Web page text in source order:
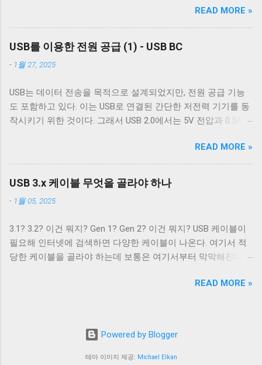
즘은 USB 2.0 케이블에도 이 두 가지를 같이 사용한다. 차폐 선
로 OPOST 가 꺼져있으면 다른 플래그와 상관없이 터미널은 받
은 문자열을 그대로 보여준다. 이 플래그를 끄는 경우는 거의 없
다. 하지만 터미널을 텍스트를 보여주기 위한 용도가 아닌 바이
주는 플래그는 ONLCR 이다. ONLCR 이 켜져 있으면 터미널은
출력을 해석할 때 NL 을 CRNL 로 해석한다. 즉, Unix에서도
ONLCR 이 꺼져있다면, LF 를 만났을 때, 다음 줄의 처음으로 이
운영 체제에서 윈도우에서 만들어진 파일을 출력해야 할 경우,
하게 해주는 OCRNL 플래그나 탭문자( 0x09 , \t )를...
자세한 설명은 다음 기회에 하도록 하겠다.) 그리고 혹시 차폐에
쌓여있을 수 있는 노이즈를 접지로 보내 안전하게 제거하기 위
한 GND_DRAIN 케이블까지 총 7개의 케이블이 사용된다. 이 중
VCC 와 GND 는 USB 2.0에서 사용하는 선과 공유하기 때문에 새
로운 5개의 선이 더 필요하다. 이미지 출처: Wikipedia 이미지 출
새로운 모양의 Type B 컨넥터를 도입했다. 기존 Type B 컨넥터
는 4개의 핀만을 가지고 있고 확장할 수 없는 구조로 돼있기 때
문이다. 따라서 Type B 컨넥터의 경우에는 컨넥터 모양만으로도
하지만 Type A 컨넥터나 Type C 컨넥터는 상황이 다르다. 상하
대칭으로 24개의 핀을 가져 최대 12개의 선을 연결할 수 있는
Type C 컨넥터는 컨넥터 모양 만으로 USB 2.0 케이블인지 USB
Type C 케이블이지만 최대 전송 속도가 480 Mbps인 케이블을
만나게 된다. USB 2.0 Type C 케이블도 존재한다. Type A 컨넥터
는 상황이 좀 재밌다. Type A 컨넥터도 원래는 4개의 핀만을 지
너무 많이 사용됐다. 따라서 USB 3.x를 위해 새로운 모양의 컨넥
READ MORE »
USB를 이용한 전원 공급 (1) - USB BC
- 1월 27, 2025
USB는 데이터 전송을 목적으로 설계되었지만, 전원 공급 기능
도 포함하고 있다. 이는 USB로 연결된 간단한 저전력 기기를 동
작시키기 위한 것이다. 그래서 USB 2.0에서는 5V 전압과 0.5A의
하지만 이 스펙은 어디까지나 USB를 통한 데이터 통신을 하는
데 필요한 디바이스를 동작시키기 위함이지, USB를 전원 공급
을 위해 이용하려는 목적은 아니었다. 따라서 저전력 기기가 아
닌 외장 하드 같은 디바이스는 별도의 전원 공급을 필요로 했고,
USB를 통한 전원 충전은 USB가 본래 의도했던 기능이 아닌 일
MP3 플레이어나 PMP 플레이어들이 이를 이용한 충전 기능을
가지고 나왔다. 어차피 데이터 통신을 위해 USB 포트가 필요하
니 별도의 충전 포트를 만드는 것보다 USB 포트를 재사용하는
브랜드마다 독자적인 USB를 통한 전원 충전 규격들이 만들어
만들어 USB 충전기를 표준의 영역으로 가지고 왔다. SDP DCP
0.5A(USB 2.0) 최대 0.9A(USB3.x) 최대 1.5A 최대 1.5A 별도 핸드
READ MORE »
USB 3.x 케이블 무엇을 골라야 하나
- 1월 05, 2025
3.1? 3.2? 이건 뭐지? Gen 1? Gen 2? 이건 뭐지? USB 케이블이
필요해 인터넷에 검색하면 다양한 케이블이 나온다. 여기서 적
당한 케이블을 골라야 하는데 보통은 여기서부터 막막해진다.
가 있을까? 3.2 Gen 1은 3.1 Gen 2보다 좋은 것일까? 사람들에
USB 3.0보다 발전됐고, USB 3.2는 USB 3.1보다 발전된 것으로
보인다. 하지만 USB 3.2에서 규정하는 모든 기술이 USB 3.1에서
규정하는 모든 기술보다 발전한 기술은 아니다. 그 이유는 이들
READ MORE »
Powered by Blogger
테마 이미지 제공: Michael Elkan